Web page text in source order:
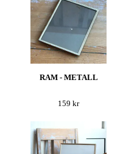
RAM - METALL
159 kr